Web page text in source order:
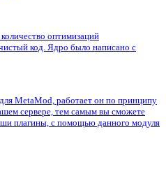
оптимизаций
код. Ядро было написано с
MetaMod, работает он по принципу
сервере, тем самым вы сможете
плагины, с помощью данного модуля